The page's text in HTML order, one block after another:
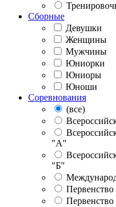
Сборные
Девушки
Женщины
Мужчины
Юниорки
Юниоры
Юноши
Соревнования
(все)
"А"
"Б"
Первенство
Первенство